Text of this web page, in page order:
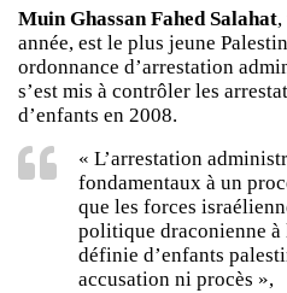
Muin Ghassan Fahed Salahat
année, est le plus jeune
ordonnance d’arrestation
s’est mis à contrôler les
d’enfants en 2008.
« L’arrestation
fondamentaux à un
que les forces
politique draconienne à
définie d’enfants
accusation ni procès »,